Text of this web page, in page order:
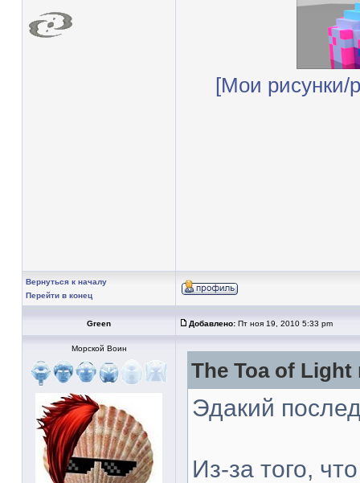
[Мои рисунки/
Вернуться к началу
Перейти в конец
Green Добавлено: Пт ноя 19, 2010 5:33 pm
Морской Воин
The Toa of Light
Эдакий
Из-за того,